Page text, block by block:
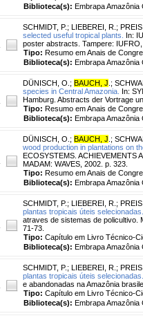
Biblioteca(s): Embrapa Amazônia
SCHMIDT, P. ; LIEBEREI, R. ;
selected useful tropical plants.
In:
poster abstracts. Tampere:
Tipo: Resumo em Anais de
Biblioteca(s): Embrapa Amazônia
DÜNISCH, O. ; BAUCH, J ;
species in Central Amazonia. In:
Hamburg. Abstracts der Vortrage
Tipo: Resumo em Anais de
Biblioteca(s): Embrapa Amazônia
DÜNISCH, O. ; BAUCH, J ;
wood production in plantations on
ECOSYSTEMS. ACHIEVEMENTS
MADAM: WAVES, 2002. p. 323.
Tipo: Resumo em Anais de
Biblioteca(s): Embrapa Amazônia
SCHMIDT, P. ; LIEBEREI, R. ;
plantas tropicais úteis selecionadas.
atraves de sistemas de policultivo.
71-73.
Tipo: Capítulo em Livro Técnico-
Biblioteca(s): Embrapa Amazônia
SCHMIDT, P. ; LIEBEREI, R. ;
plantas tropicais úteis selecionadas.
e abandonadas na Amazônia
Tipo: Capítulo em Livro Técnico-
Biblioteca(s): Embrapa Amazônia